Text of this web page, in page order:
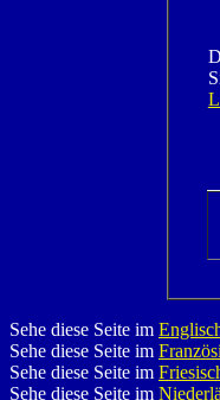
Sehe diese Seite im
Sehe diese Seite im
Sehe diese Seite im
Sehe diese Seite im